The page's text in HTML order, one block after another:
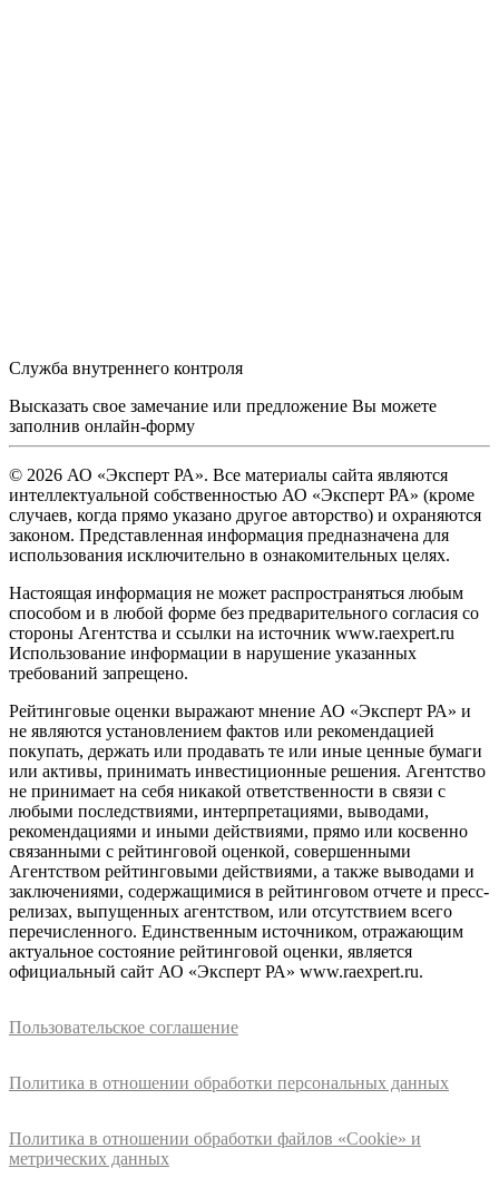
Служба внутреннего контроля
Высказать свое замечание или предложение Вы можете
заполнив онлайн-форму
© 2026 АО «Эксперт РА». Все материалы сайта являются
интеллектуальной собственностью АО «Эксперт РА» (кроме
случаев, когда прямо указано другое авторство) и охраняются
законом. Представленная информация предназначена для
использования исключительно в ознакомительных целях.
Настоящая информация не может распространяться любым
способом и в любой форме без предварительного согласия со
стороны Агентства и ссылки на источник www.raexpert.ru
Использование информации в нарушение указанных
требований запрещено.
Рейтинговые оценки выражают мнение АО «Эксперт РА» и
не являются установлением фактов или рекомендацией
покупать, держать или продавать те или иные ценные бумаги
или активы, принимать инвестиционные решения. Агентство
не принимает на себя никакой ответственности в связи с
любыми последствиями, интерпретациями, выводами,
рекомендациями и иными действиями, прямо или косвенно
связанными с рейтинговой оценкой, совершенными
Агентством рейтинговыми действиями, а также выводами и
заключениями, содержащимися в рейтинговом отчете и пресс-
релизах, выпущенных агентством, или отсутствием всего
перечисленного. Единственным источником, отражающим
актуальное состояние рейтинговой оценки, является
официальный сайт АО «Эксперт РА» www.raexpert.ru.
Пользовательское соглашение
Политика в отношении обработки персональных данных
Политика в отношении обработки файлов «Cookie» и
метрических данных